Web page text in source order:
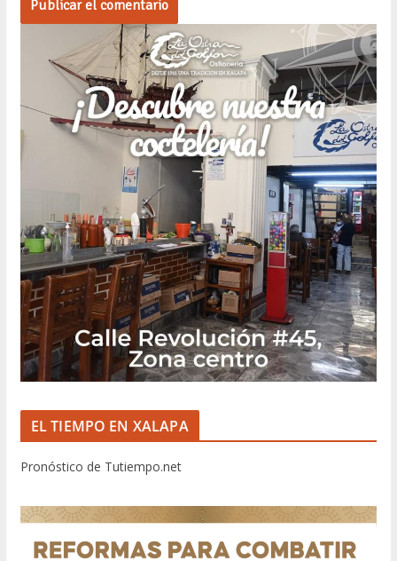
EL TIEMPO EN XALAPA
Pronóstico de Tutiempo.net